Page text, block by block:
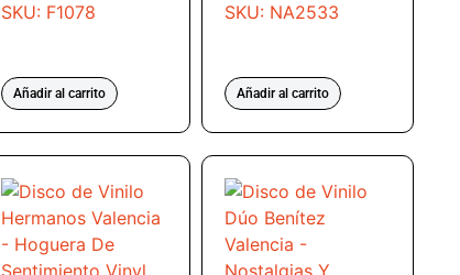
SKU: F1078
Añadir al carrito
SKU: NA2533
Añadir al carrito